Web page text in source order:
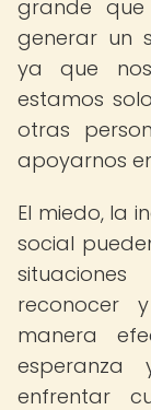
grande que
generar un
ya que
estamos
otras
apoyarnos
El miedo, la
social
reconocer
manera
enfrentar